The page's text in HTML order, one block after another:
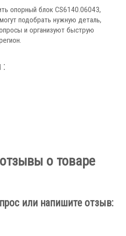
гидравлики
опорный блок CS6140.06043,
подобрать нужную деталь,
и организуют быструю
:
о товаре
или напишите отзыв: